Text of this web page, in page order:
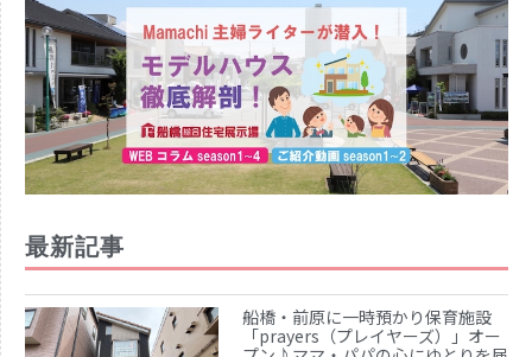
最新記事
船橋・前原に一時預かり保育施設
「prayers（プレイヤーズ）」オー